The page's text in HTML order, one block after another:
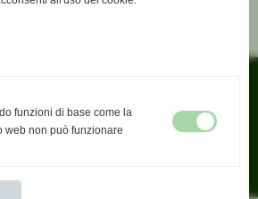
funzioni di base come la
web non può funzionare